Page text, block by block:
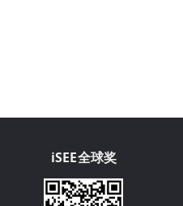
iSEE全球奖